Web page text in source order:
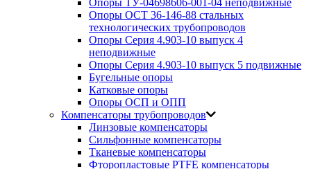
Опоры ТУ-04698606-001-04 неподвижные
Опоры ОСТ 36-146-88 стальных
технологических трубопроводов
Опоры Серия 4.903-10 выпуск 4
неподвижные
Опоры Серия 4.903-10 выпуск 5 подвижные
Бугельные опоры
Катковые опоры
Опоры ОСП и ОПП
Компенсаторы трубопроводов
Линзовые компенсаторы
Сильфонные компенсаторы
Тканевые компенсаторы
Фторопластовые PTFE компенсаторы